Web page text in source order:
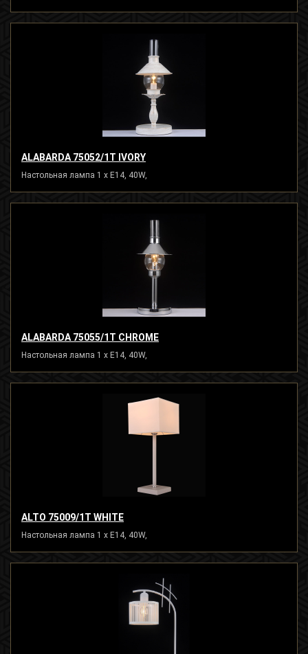
ALABARDA 75052/1T IVORY
Настольная лампа 1 x E14, 40W,
ALABARDA 75055/1T CHROME
Настольная лампа 1 x E14, 40W,
ALTO 75009/1T WHITE
Настольная лампа 1 x E14, 40W,